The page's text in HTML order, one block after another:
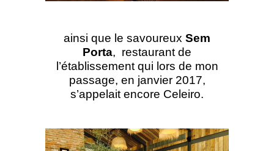
ainsi que le savoureux Sem
Porta, restaurant de
l’établissement qui lors de mon
passage, en janvier 2017,
s’appelait encore Celeiro.